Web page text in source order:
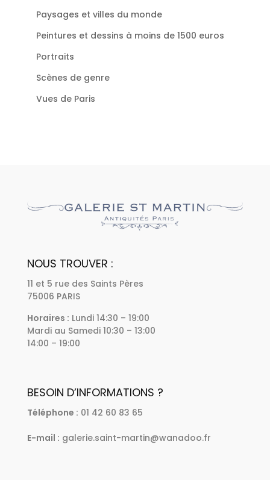
Paysages et villes du monde
Peintures et dessins à moins de 1500 euros
Portraits
Scènes de genre
Vues de Paris
NOUS TROUVER :
11 et 5 rue des Saints Pères
75006 PARIS
Horaires : Lundi 14:30 – 19:00
Mardi au Samedi 10:30 – 13:00
14:00 – 19:00
BESOIN D’INFORMATIONS ?
Téléphone : 01 42 60 83 65
E-mail : galerie.saint-martin@wanadoo.fr